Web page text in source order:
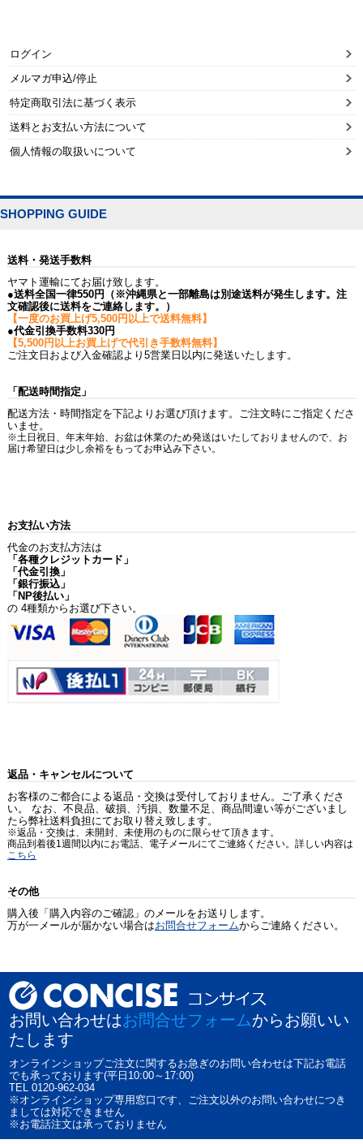
ログイン
メルマガ申込/停止
特定商取引法に基づく表示
送料とお支払い方法について
個人情報の取扱いについて
SHOPPING GUIDE
送料・発送手数料
ヤマト運輸にてお届け致します。
●送料全国一律550円（※沖縄県と一部離島は別途送料が発生します。注
文確認後に送料をご連絡します。）
【一度のお買上げ5,500円以上で送料無料】
●代金引換手数料330円
【5,500円以上お買上げで代引き手数料無料】
ご注文日および入金確認より5営業日以内に発送いたします。
「配送時間指定」
配送方法・時間指定を下記よりお選び頂けます。ご注文時にご指定くださ
いませ。
※土日祝日、年末年始、お盆は休業のため発送はいたしておりませんので、お
届け希望日は少し余裕をもってお申込み下さい。
お支払い方法
代金のお支払方法は
「各種クレジットカード」
「代金引換」
「銀行振込」
「NP後払い」
の 4種類からお選び下さい。
返品・キャンセルについて
お客様のご都合による返品・交換は受付しておりません。ご了承くださ
い。 なお、不良品、破損、汚損、数量不足、商品間違い等がございまし
たら弊社送料負担にてお取り替え致します。
※返品・交換は、未開封、未使用のものに限らせて頂きます。
商品到着後1週間以内にお電話、電子メールにてご連絡ください。詳しい内容は
こちら
その他
購入後「購入内容のご確認」のメールをお送りします。
万が一メールが届かない場合はお問合せフォームからご連絡ください。
お問い合わせはお問合せフォームからお願いい
たします
オンラインショップご注文に関するお急ぎのお問い合わせは下記お電話
でも承っております(平日10:00～17:00)
TEL 0120-962-034
※オンラインショップ専用窓口です、ご注文以外のお問い合わせにつき
ましては対応できません
※お電話注文は承っておりません